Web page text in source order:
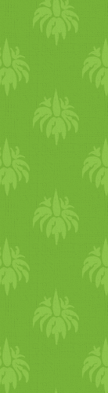
teljes
(pl.